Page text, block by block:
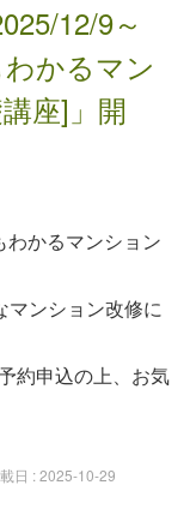
12/9～
かるマン
座]」開
かるマンション
マンション改修に
約申込の上、お気
日 :2025-10-29